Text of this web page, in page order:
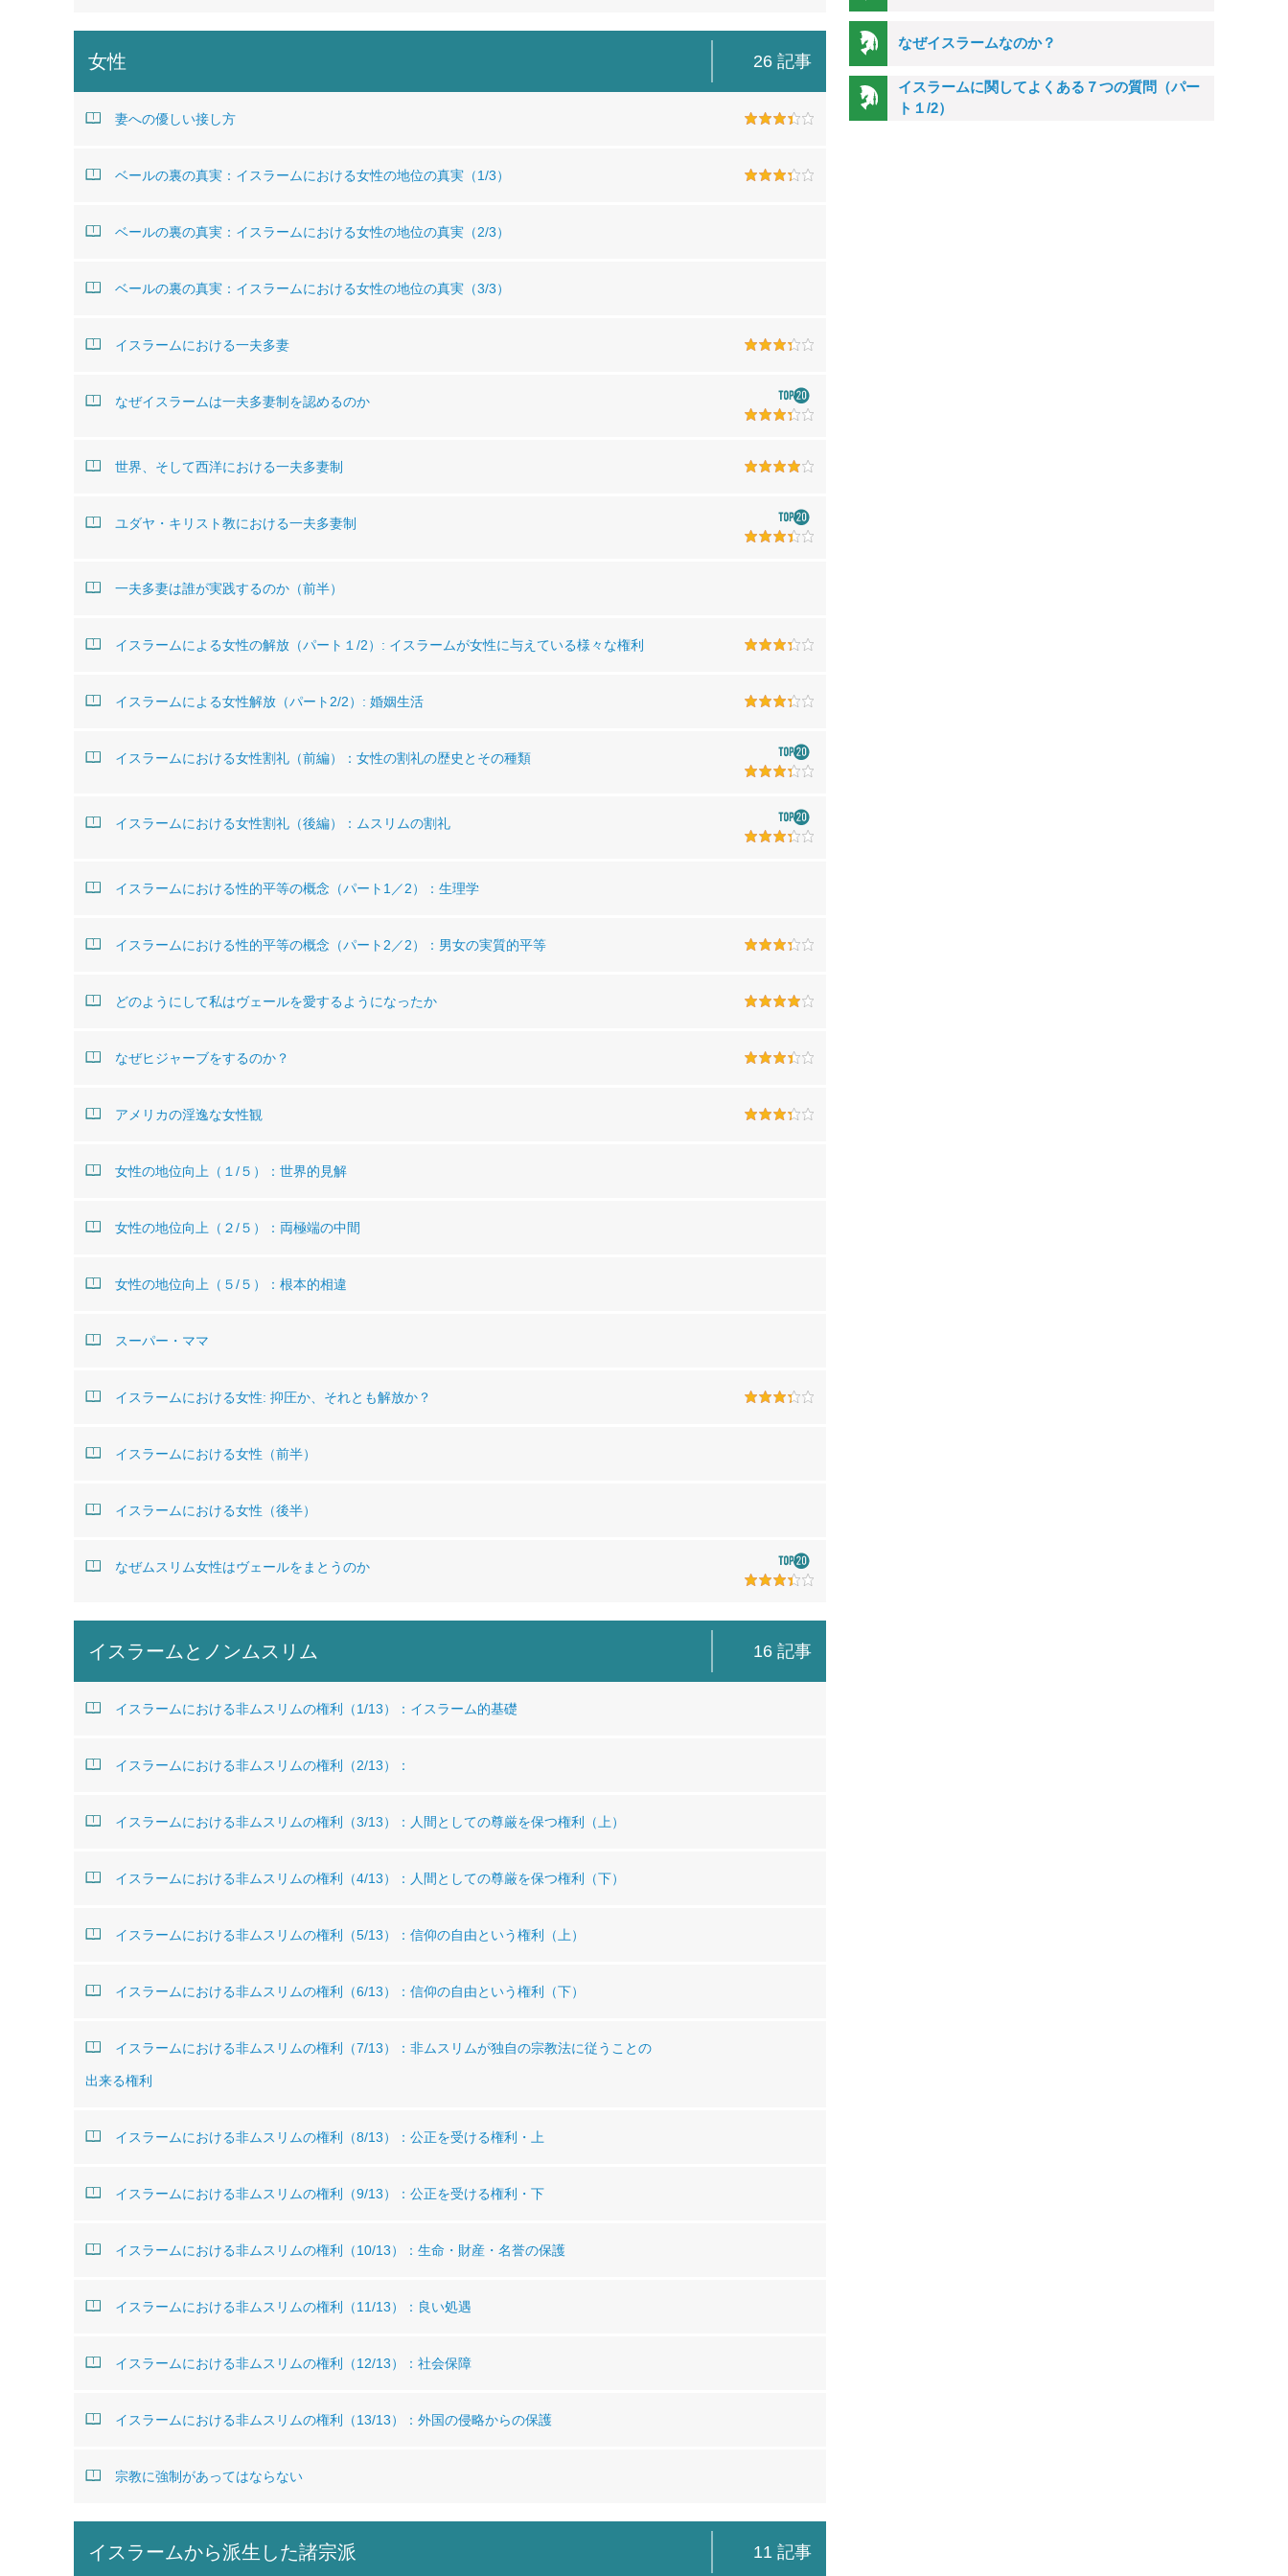
女性 26 記事
妻への優しい接し方
ベールの裏の真実：イスラームにおける女性の地位の真実（1/3）
ベールの裏の真実：イスラームにおける女性の地位の真実（2/3）
ベールの裏の真実：イスラームにおける女性の地位の真実（3/3）
イスラームにおける一夫多妻
なぜイスラームは一夫多妻制を認めるのか
世界、そして西洋における一夫多妻制
ユダヤ・キリスト教における一夫多妻制
一夫多妻は誰が実践するのか（前半）
イスラームによる女性の解放（パート１/2）: イスラームが女性に与えている様々な権利
イスラームによる女性解放（パート2/2）: 婚姻生活
イスラームにおける女性割礼（前編）：女性の割礼の歴史とその種類
イスラームにおける女性割礼（後編）：ムスリムの割礼
イスラームにおける性的平等の概念（パート1／2）：生理学
イスラームにおける性的平等の概念（パート2／2）：男女の実質的平等
どのようにして私はヴェールを愛するようになったか
なぜヒジャーブをするのか？
アメリカの淫逸な女性観
女性の地位向上（１/５）：世界的見解
女性の地位向上（２/５）：両極端の中間
女性の地位向上（５/５）：根本的相違
スーパー・ママ
イスラームにおける女性: 抑圧か、それとも解放か？
イスラームにおける女性（前半）
イスラームにおける女性（後半）
なぜムスリム女性はヴェールをまとうのか
イスラームとノンムスリム 16 記事
イスラームにおける非ムスリムの権利（1/13）：イスラーム的基礎
イスラームにおける非ムスリムの権利（2/13）：
イスラームにおける非ムスリムの権利（3/13）：人間としての尊厳を保つ権利（上）
イスラームにおける非ムスリムの権利（4/13）：人間としての尊厳を保つ権利（下）
イスラームにおける非ムスリムの権利（5/13）：信仰の自由という権利（上）
イスラームにおける非ムスリムの権利（6/13）：信仰の自由という権利（下）
イスラームにおける非ムスリムの権利（7/13）：非ムスリムが独自の宗教法に従うことの
出来る権利
イスラームにおける非ムスリムの権利（8/13）：公正を受ける権利・上
イスラームにおける非ムスリムの権利（9/13）：公正を受ける権利・下
イスラームにおける非ムスリムの権利（10/13）：生命・財産・名誉の保護
イスラームにおける非ムスリムの権利（11/13）：良い処遇
イスラームにおける非ムスリムの権利（12/13）：社会保障
イスラームにおける非ムスリムの権利（13/13）：外国の侵略からの保護
宗教に強制があってはならない
イスラームから派生した諸宗派 11 記事
なぜイスラームなのか？
イスラームに関してよくある７つの質問（パー
ト１/2）